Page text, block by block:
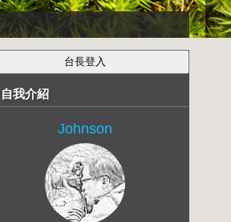
自我介紹
Johnson